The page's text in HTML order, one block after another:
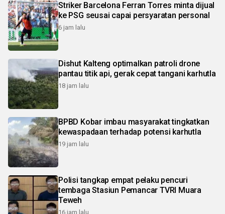
Striker Barcelona Ferran Torres minta dijual
ke PSG seusai capai persyaratan personal
6 jam lalu
Dishut Kalteng optimalkan patroli drone
pantau titik api, gerak cepat tangani karhutla
18 jam lalu
BPBD Kobar imbau masyarakat tingkatkan
kewaspadaan terhadap potensi karhutla
19 jam lalu
Polisi tangkap empat pelaku pencuri
tembaga Stasiun Pemancar TVRI Muara
Teweh
16 jam lalu